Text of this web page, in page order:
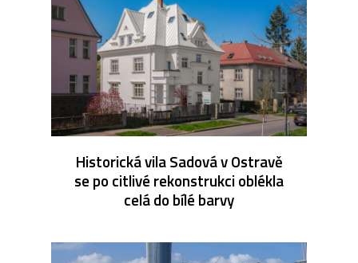
Historická vila Sadová v Ostravě
se po citlivé rekonstrukci oblékla
celá do bílé barvy